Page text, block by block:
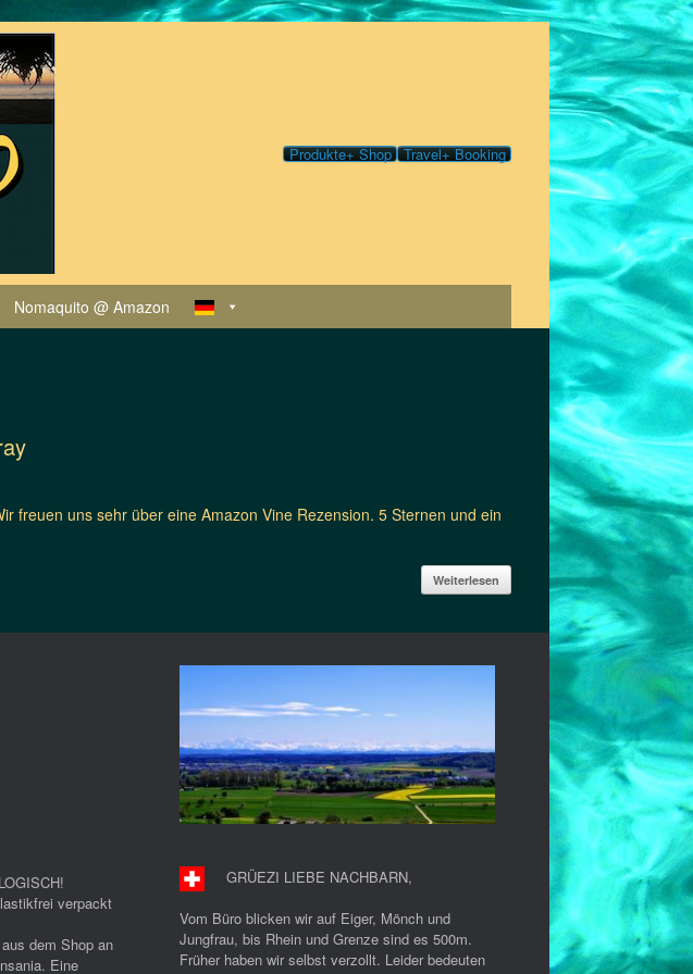
Produkte+ Shop Travel+ Booking
Nomaquito @ Amazon
freuen uns sehr über eine Amazon Vine Rezension. 5 Sternen und ein
Weiterlesen
verpackt
dem Shop an
Eine
GRÜEZI LIEBE NACHBARN,
Vom Büro blicken wir auf Eiger, Mönch und
Jungfrau, bis Rhein und Grenze sind es 500m.
Früher haben wir selbst verzollt. Leider bedeuten